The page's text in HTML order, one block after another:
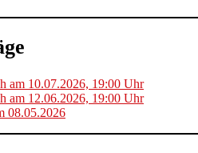
am 10.07.2026, 19:00 Uhr
am 12.06.2026, 19:00 Uhr
08.05.2026